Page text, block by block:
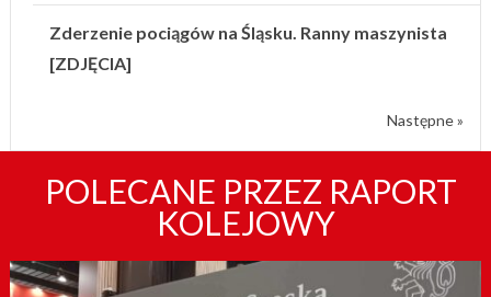
Zderzenie pociągów na Śląsku. Ranny maszynista
[ZDJĘCIA]
Następne »
POLECANE PRZEZ RAPORT
KOLEJOWY